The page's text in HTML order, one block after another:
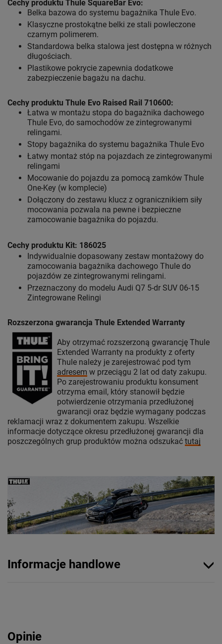
Cechy produktu Thule SquareBar Evo:
Belka bazowa do systemu bagażnika Thule Evo.
Klasyczne prostokątne belki ze stali powleczone
czarnym polimerem.
Standardowa belka stalowa jest dostępna w różnych
długościach.
Plastikowe pokrycie zapewnia dodatkowe
zabezpieczenie bagażu na dachu.
Cechy produktu Thule Evo Raised Rail 710600:
Łatwa w montażu stopa do bagażnika dachowego
Thule Evo, do samochodów ze zintegrowanymi
relingami.
Stopy bagażnika do systemu bagażnika Thule Evo
Łatwy montaż stóp na pojazdach ze zintegrowanymi
relingami
Mocowanie do pojazdu za pomocą zamków Thule
One-Key (w komplecie)
Dołączony do zestawu klucz z ogranicznikiem siły
mocowania pozwala na pewne i bezpieczne
zamocowanie bagażnika do pojazdu.
Cechy produktu Kit: 186025
Indywidualnie dopasowany zestaw montażowy do
zamocowania bagażnika dachowego Thule do
pojazdów ze zintegrowanymi relingami.
Przeznaczony do modelu Audi Q7 5-dr SUV 06-15
Zintegrowane Relingi
Rozszerzona gwarancja Thule Extended Warranty
Aby otrzymać rozszerzoną gwarancję Thule
Extended Warranty na produkty z oferty
Thule należy je zarejestrować pod tym
adresem w przeciągu 2 lat od daty zakupu.
Po zarejestrowaniu produktu konsument
otrzyma email, który stanowił będzie
potwierdzenie otrzymania przedłużonej
gwarancji oraz będzie wymagany podczas
reklamacji wraz z dokumentem zakupu. Wszelkie
informacje dotyczące okresu przedłużonej gwarancji dla
poszczególnych grup produktów można odszukać tutaj
Informacje handlowe
Opinie